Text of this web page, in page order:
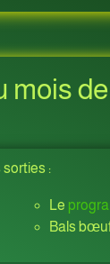
mois
sorties :
Le
Bals